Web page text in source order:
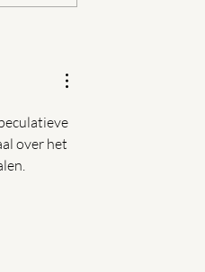
Klei over de toekomst van
over het